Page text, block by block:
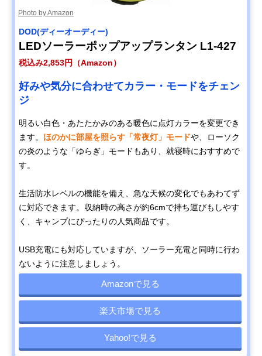
Photo by Amazon
DOD(ディーオーディー)
LEDソーラーポップアップランタン L1-427
税込み2,853円（Amazon）
好みや気分に合わせてカラー・モードをチェン
ジ
明るい白色・あたたかみのある暖色に点灯カラーを変更でき
ます。 ほのかに部屋を照らす「常夜灯」モードや、ローソク
の炎のような「ゆらぎ」モードもあり、就寝時におすすめで
す。
生活防水レベルの機能を備え、急な天候の変化でもあわてず
に対応できます。収納時の高さが約6cmで持ち運びもしやす
く、キャンプにぴったりの人気商品です。
USB充電にも対応していますが、ソーラー充電と同時に行わ
ないように注意しましょう。
Amazonで見る
楽天市場で見る
Yahoo!で見る